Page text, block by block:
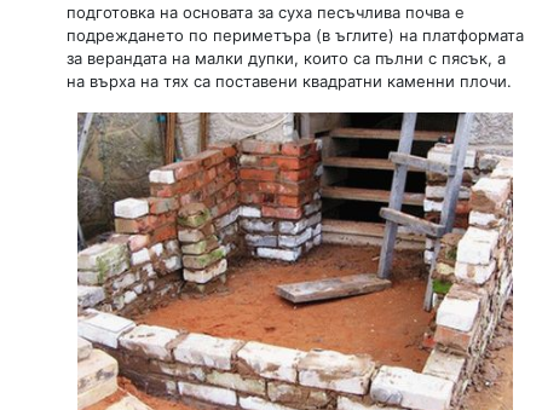
подготовка на основата за суха песъчлива почва е
подреждането по периметъра (в ъглите) на платформата
за верандата на малки дупки, които са пълни с пясък, а
на върха на тях са поставени квадратни каменни плочи.